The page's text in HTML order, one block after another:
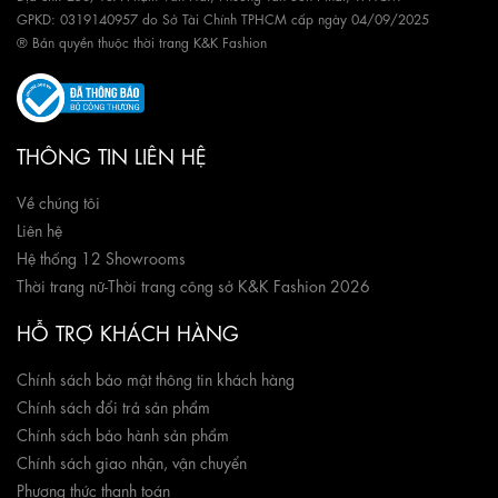
GPKD: 0319140957 do Sở Tài Chính TPHCM cấp ngày 04/09/2025
® Bản quyền thuộc thời trang K&K Fashion
THÔNG TIN LIÊN HỆ
Về chúng tôi
Liên hệ
Hệ thống 12 Showrooms
Thời trang nữ-Thời trang công sở K&K Fashion 2026
HỖ TRỢ KHÁCH HÀNG
Chính sách bảo mật thông tin khách hàng
Chính sách đổi trả sản phẩm
Chính sách bảo hành sản phẩm
Chính sách giao nhận, vận chuyển
Phương thức thanh toán